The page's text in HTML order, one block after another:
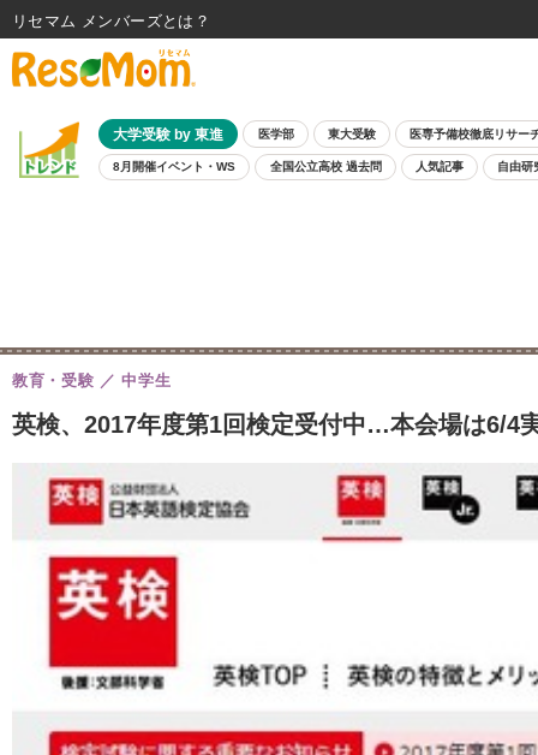
大学受験 by 東進 医学部 東大受験 医専予備校徹底リサー
8月開催イベント・WS 全国公立高校 過去問 人気記事 自由研
英検、2017年度第1回検定受付中…本会場は6/4
教育・受験 中学生
リセマム メンバーズ